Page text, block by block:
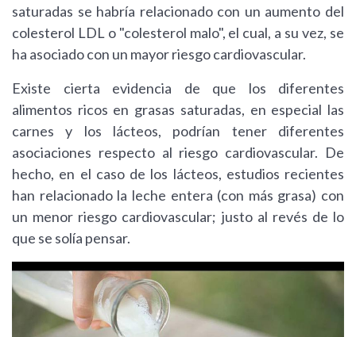
saturadas se habría relacionado con un aumento del
colesterol LDL o "colesterol malo", el cual, a su vez, se
ha asociado con un mayor riesgo cardiovascular.
Existe cierta evidencia de que los diferentes
alimentos ricos en grasas saturadas, en especial las
carnes y los lácteos, podrían tener diferentes
asociaciones respecto al riesgo cardiovascular. De
hecho, en el caso de los lácteos, estudios recientes
han relacionado la leche entera (con más grasa) con
un menor riesgo cardiovascular; justo al revés de lo
que se solía pensar.